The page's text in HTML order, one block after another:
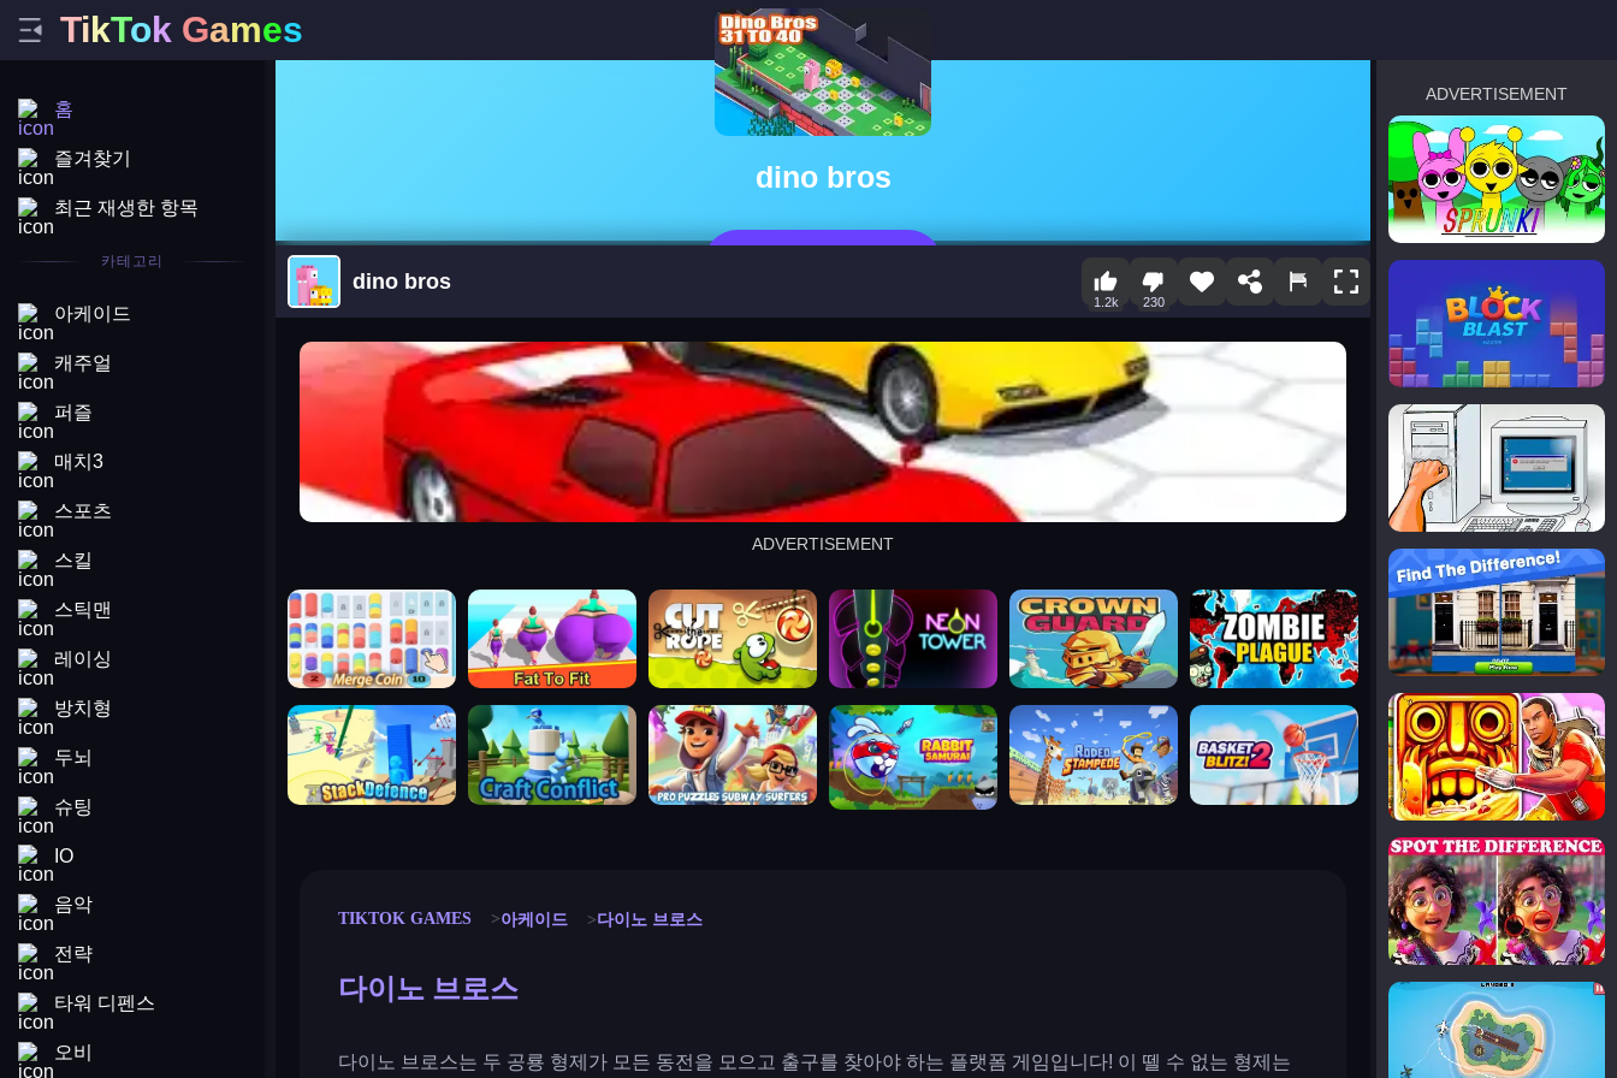
TikTok Games
홈
즐겨찾기
최근 재생한 항목
카테고리
아케이드
캐주얼
퍼즐
매치3
스포츠
스킬
스틱맨
레이싱
방치형
두뇌
슈팅
IO
음악
전략
타워 디펜스
오비
dino bros
dino bros
1.2k 230
arena king
ADVERTISEMENT
merge coin fat to fit cut the rope neon tower crown guard zombie plague
stack defence craft conflict subway surfers rabbit samurai rodeo stampede basket blitz
TIKTOK GAMES 아케이드 다이노 브로스
다이노 브로스
다이노 브로스는 두 공룡 형제가 모든 동전을 모으고 출구를 찾아야 하는 플랫폼 게임입니다! 이 뗄 수 없는 형제는
ADVERTISEMENT
sprunki
Blocky Blast!
smash it
notice the difference
temple run 2
spot the differences
silly sky